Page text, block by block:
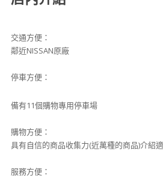
交通方便：
鄰近NISSAN原廠
停車方便：
備有11個購物專用停車場
購物方便：
具有自信的商品收集力(近萬種的商品)介紹
服務方便：